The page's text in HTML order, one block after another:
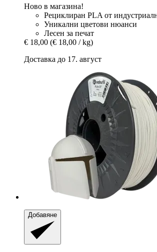
Ново в магазина!
Рециклиран PLA от
Уникални цветови нюанси
Лесен за печат
€ 18,00 (€ 18,00 / kg)
Доставка до 17. август
Добавяне